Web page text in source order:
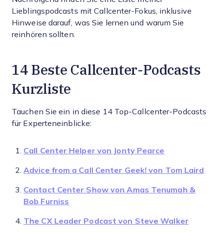
Lieblingspodcasts mit Callcenter-Fokus, inklusive
Hinweise darauf, was Sie lernen und warum Sie
reinhören sollten.
14 Beste Callcenter-Podcasts
Kurzliste
Tauchen Sie ein in diese 14 Top-Callcenter-Podcasts
für Experteneinblicke:
Call Center Helper von Jonty Pearce
Advice from a Call Center Geek! von Tom Laird
Contact Center Showvon Amas Tenumah &
Bob Furniss
The CX Leader Podcast von Steve Walker